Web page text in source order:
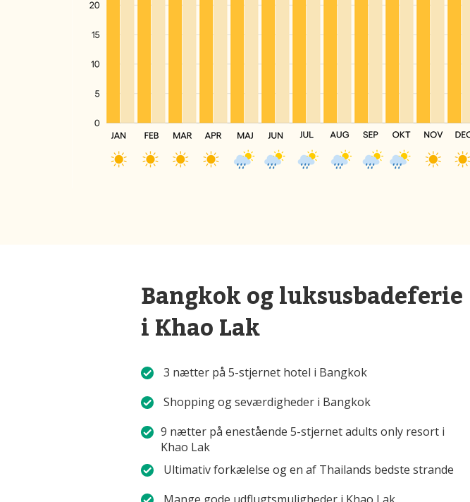
Bangkok og luksusbadeferie
i Khao Lak
3 nætter på 5-stjernet hotel i Bangkok
Shopping og seværdigheder i Bangkok
9 nætter på enestående 5-stjernet adults only resort i
Khao Lak
Ultimativ forkælelse og en af Thailands bedste strande